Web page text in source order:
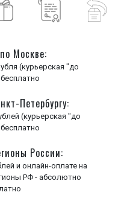
Москве:
(курьерская "до
Петербургу:
(курьерская "до
России:
и онлайн-оплате на
РФ - абсолютно